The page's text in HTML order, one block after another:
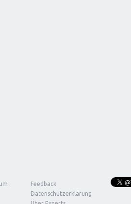
Feedback
Datenschutzerklärung